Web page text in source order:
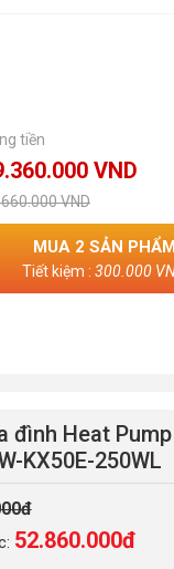
tiền
VND
VND
MUA 2 SẢN
Tiết kiệm : 300.000
đình Heat Pump
KX50E-250WL
52.860.000đ